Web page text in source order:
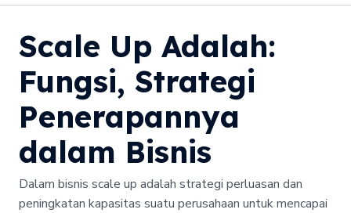
Scale Up Adalah:
Fungsi, Strategi
Penerapannya
dalam Bisnis
Dalam bisnis scale up adalah strategi perluasan dan
peningkatan kapasitas suatu perusahaan untuk mencapai